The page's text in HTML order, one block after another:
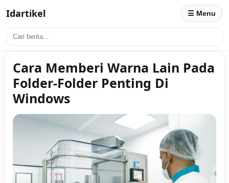
Idartikel ☰ Menu
Cara Memberi Warna Lain Pada
Folder-Folder Penting Di
Windows